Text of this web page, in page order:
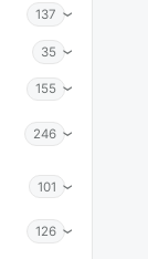
137
35
155
246
101
126